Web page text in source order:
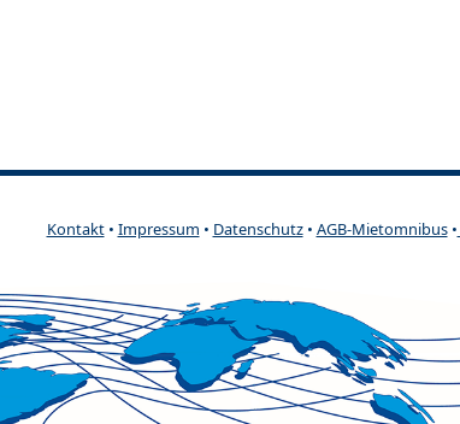
Kontakt• Impressum • Datenschutz• AGB-Mietomnibus•